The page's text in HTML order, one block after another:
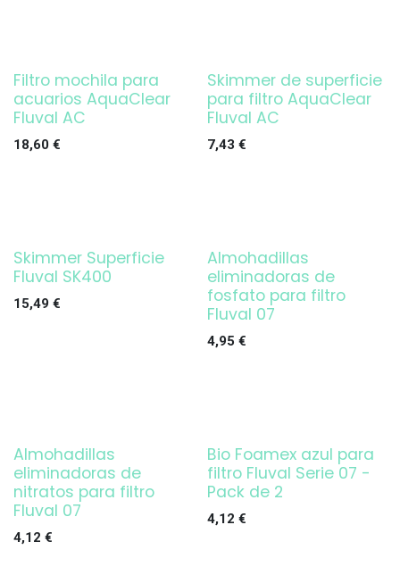
¡OFERTA!
Filtro mochila para
acuarios AquaClear
Fluval AC
18,60 €
Skimmer de superficie
para filtro AquaClear
Fluval AC
7,43 €
¡OFERTA!
Skimmer Superficie
Fluval SK400
15,49 €
Almohadillas
eliminadoras de
fosfato para filtro
Fluval 07
4,95 €
Almohadillas
eliminadoras de
nitratos para filtro
Fluval 07
4,12 €
Bio Foamex azul para
filtro Fluval Serie 07 -
Pack de 2
4,12 €